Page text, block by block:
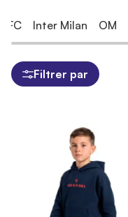
FC Inter Milan OM
Filtrer par